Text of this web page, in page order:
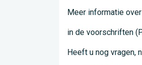
Meer informatie
in de voorschriften
Heeft u nog vragen,